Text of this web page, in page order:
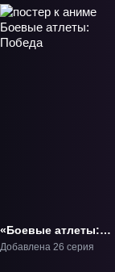
«Боевые атлеты:
Победа» ТВ-1
Добавлена 26 серия